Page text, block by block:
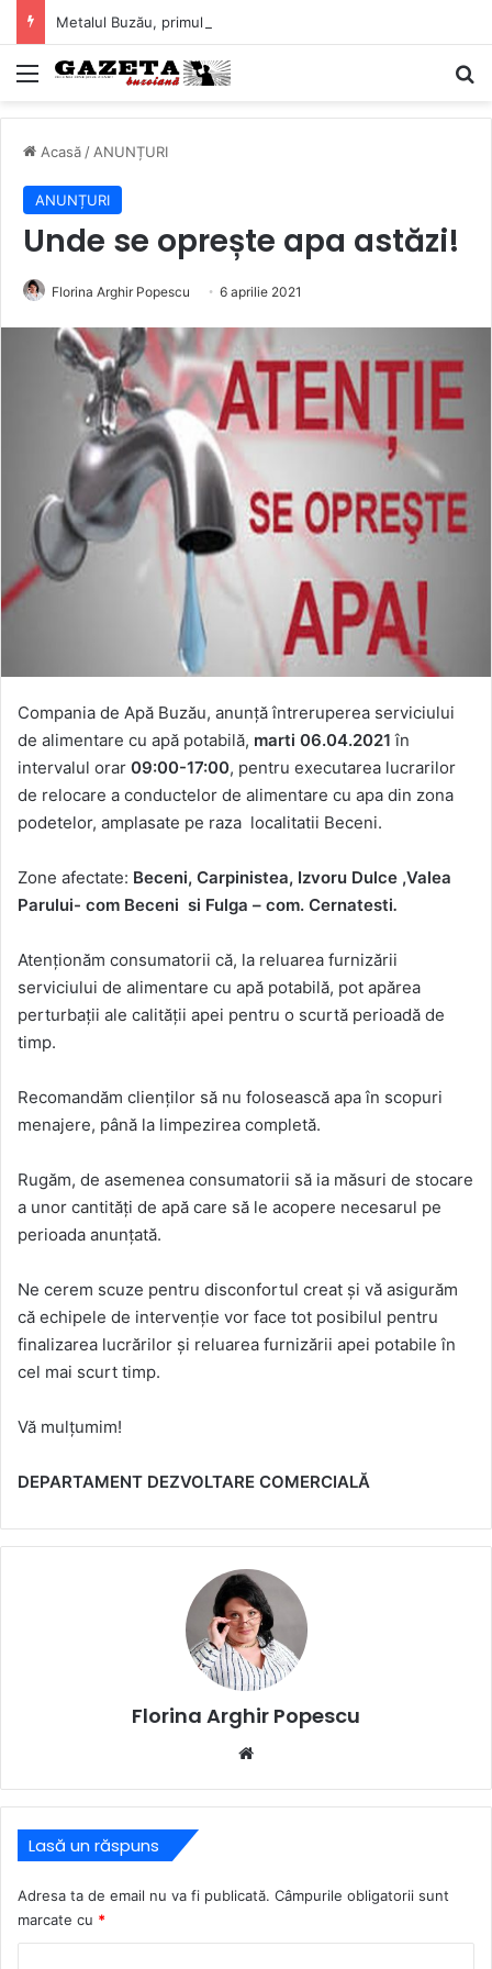
Mediu
Acasă / ANUNȚURI
ANUNȚURI
Unde se oprește apa astăzi!
Florina Arghir Popescu 6 aprilie 2021
Compania de Apă Buzău, anunță întreruperea serviciului
de alimentare cu apă potabilă, marti 06.04.2021 în
intervalul orar 09:00-17:00, pentru executarea lucrarilor
de relocare a conductelor de alimentare cu apa din zona
podetelor, amplasate pe raza localitatii Beceni.
Zone afectate: Beceni, Carpinistea, Izvoru Dulce ,Valea
Parului- com Beceni si Fulga – com. Cernatesti.
Atenționăm consumatorii că, la reluarea furnizării
serviciului de alimentare cu apă potabilă, pot apărea
perturbații ale calității apei pentru o scurtă perioadă de
timp.
Recomandăm clienților să nu folosească apa în scopuri
menajere, până la limpezirea completă.
Rugăm, de asemenea consumatorii să ia măsuri de stocare
a unor cantități de apă care să le acopere necesarul pe
perioada anunțată.
Ne cerem scuze pentru disconfortul creat și vă asigurăm
că echipele de intervenție vor face tot posibilul pentru
finalizarea lucrărilor și reluarea furnizării apei potabile în
cel mai scurt timp.
Vă mulțumim!
DEPARTAMENT DEZVOLTARE COMERCIALĂ
Florina Arghir Popescu
Lasă un răspuns
Adresa ta de email nu va fi publicată. Câmpurile obligatorii sunt
marcate cu *